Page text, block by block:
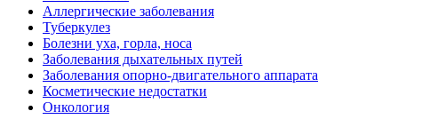
Аллергические заболевания
Туберкулез
Болезни уха, горла, носа
Заболевания дыхательных путей
Заболевания опорно-двигательного аппарата
Косметические недостатки
Онкология